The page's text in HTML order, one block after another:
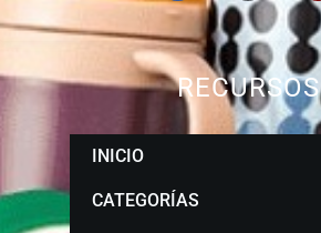
RECURSOS
INICIO
CATEGORÍAS